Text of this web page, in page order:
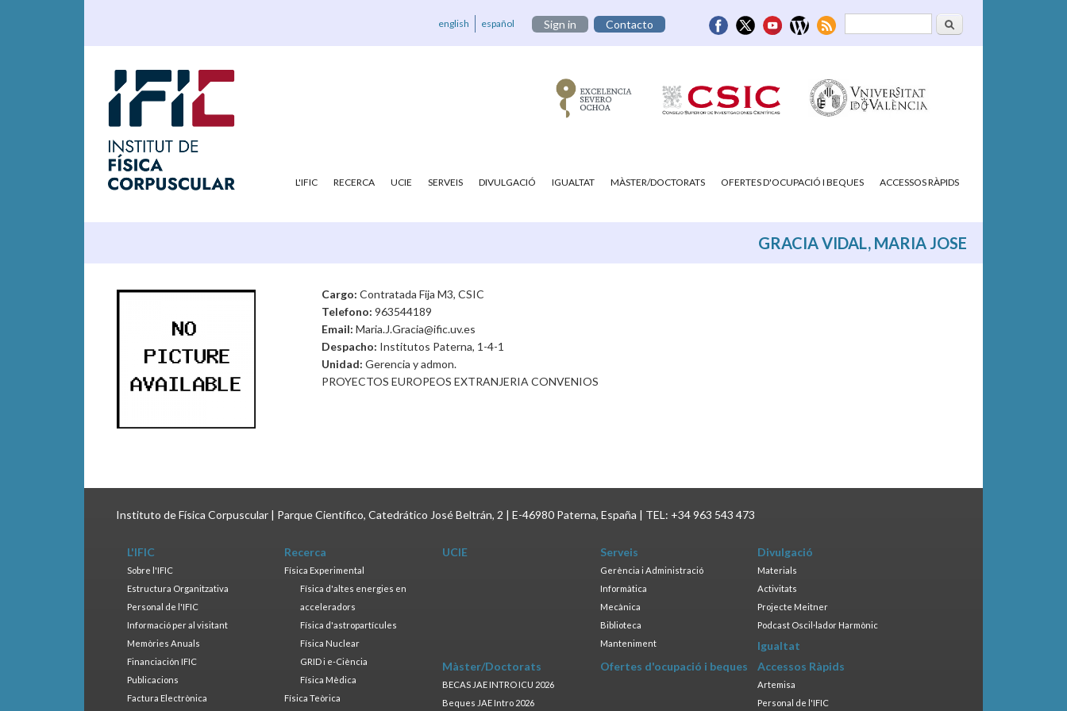
Formulari deCerca
english español Sign in Contacto
L'IFIC RECERCA UCIE SERVEIS DIVULGACIÓ IGUALTAT MÀSTER/DOCTORATS OFERTES D'OCUPACIÓ I BEQUES ACCESSOS RÀPIDS
GRACIA VIDAL, MARIA JOSE
Cargo: Contratada Fija M3, CSIC
Telefono: 963544189
Email: Maria.J.Gracia@ific.uv.es
Despacho: Institutos Paterna, 1-4-1
Unidad: Gerencia y admon.
PROYECTOS EUROPEOS EXTRANJERIA CONVENIOS
Instituto de Física Corpuscular | Parque Científico, Catedrático José Beltrán, 2 | E-46980 Paterna, España | TEL: +34 963 543 473
L'IFIC
Sobre l'IFIC
Estructura Organitzativa
Personal de l'IFIC
Informació per al visitant
Memòries Anuals
Financiación IFIC
Publicacions
Factura Electrònica
Recerca
Física Experimental
Física d'altes energies en
acceleradors
Física d'astropartícules
Física Nuclear
GRID i e-Ciència
Física Mèdica
Física Teòrica
UCIE Serveis
Gerència i Administració
Informàtica
Mecànica
Biblioteca
Manteniment
Divulgació
Materials
Activitats
Projecte Meitner
Podcast Oscil·lador Harmònic
Igualtat
Màster/Doctorats
BECAS JAE INTRO ICU 2026
Beques JAE Intro 2026
Ofertes d'ocupació i beques Accessos Ràpids
Artemisa
Personal de l'IFIC